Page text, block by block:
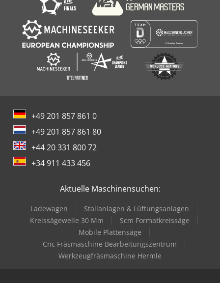
+49 201 857 861 0
+49 201 857 861 80
+44 20 331 800 72
+34 911 433 456
Aktuelle Maschinensuchen:
Ladewagen
Stallanlagen & Lüftungsanlagen
Kreissägewelle 30 Mm
Scm Formatkreissäge
Mobile Plattensäge
Cnc Fräsmaschine Bearbeitungszentrum
Werkzeugfräsmaschine Hermle